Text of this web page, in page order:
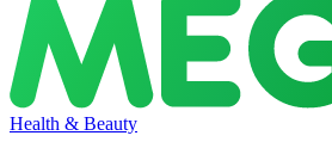
Health & Beauty